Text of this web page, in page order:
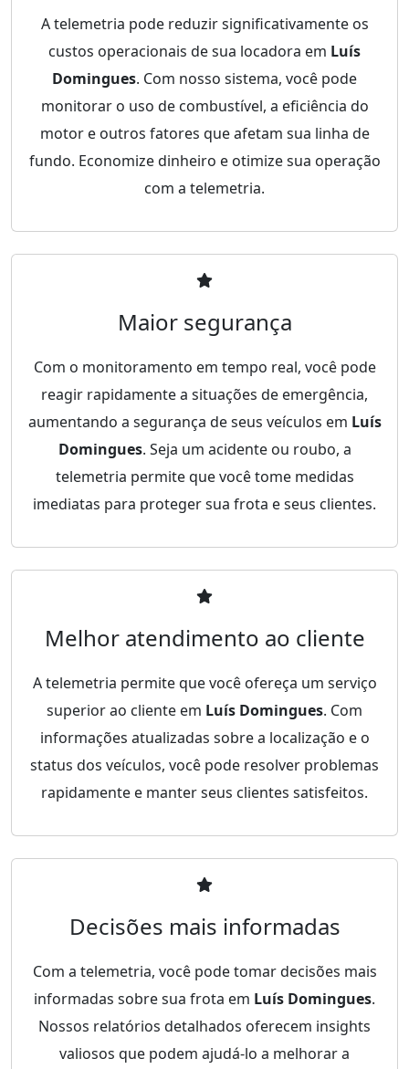
A telemetria pode reduzir significativamente os
custos operacionais de sua locadora em Luís
Domingues. Com nosso sistema, você pode
monitorar o uso de combustível, a eficiência do
motor e outros fatores que afetam sua linha de
fundo. Economize dinheiro e otimize sua operação
com a telemetria.
Maior segurança
Com o monitoramento em tempo real, você pode
reagir rapidamente a situações de emergência,
aumentando a segurança de seus veículos em Luís
Domingues. Seja um acidente ou roubo, a
telemetria permite que você tome medidas
imediatas para proteger sua frota e seus clientes.
Melhor atendimento ao cliente
A telemetria permite que você ofereça um serviço
superior ao cliente em Luís Domingues. Com
informações atualizadas sobre a localização e o
status dos veículos, você pode resolver problemas
rapidamente e manter seus clientes satisfeitos.
Decisões mais informadas
Com a telemetria, você pode tomar decisões mais
informadas sobre sua frota em Luís Domingues.
Nossos relatórios detalhados oferecem insights
valiosos que podem ajudá-lo a melhorar a